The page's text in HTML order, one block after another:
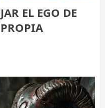
EL EGO DE